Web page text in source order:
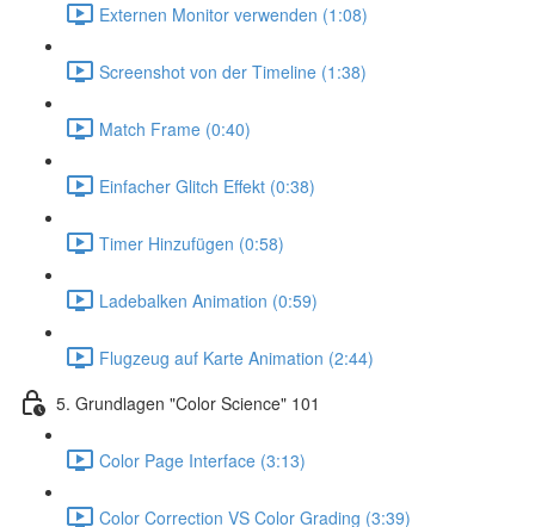
Externen Monitor verwenden (1:08)
Screenshot von der Timeline (1:38)
Match Frame (0:40)
Einfacher Glitch Effekt (0:38)
Timer Hinzufügen (0:58)
Ladebalken Animation (0:59)
Flugzeug auf Karte Animation (2:44)
5. Grundlagen "Color Science" 101
Color Page Interface (3:13)
Color Correction VS Color Grading (3:39)